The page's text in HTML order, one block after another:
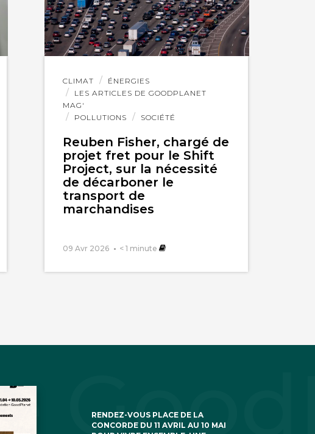
CLIMAT
ÉNERGIES
LES ARTICLES DE GOODPLANET
MAG'
POLLUTIONS
SOCIÉTÉ
Reuben Fisher, chargé de
projet fret pour le Shift
Project, sur la nécessité
de décarboner le
transport de
marchandises
09 Avr 2026 < 1 minute
Lire
l'article
RENDEZ-VOUS PLACE DE LA
CONCORDE DU 11 AVRIL AU 10 MAI